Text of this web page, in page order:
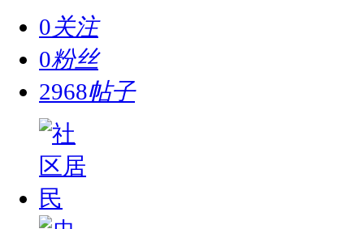
0关注
0粉丝
2968帖子